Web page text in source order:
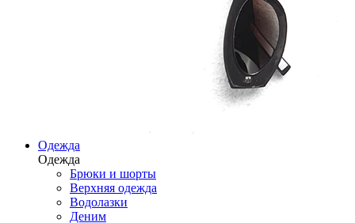
Одежда
Одежда
Брюки и шорты
Верхняя одежда
Водолазки
Деним